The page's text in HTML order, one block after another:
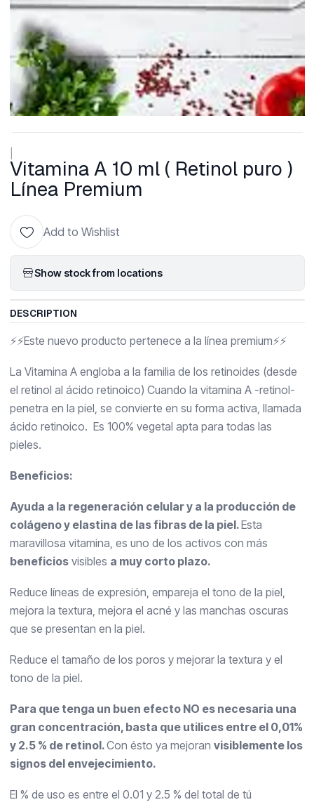
Vitamina A 10 ml ( Retinol puro )
Línea Premium
Add to Wishlist
Show stock from locations
DESCRIPTION
⚡⚡Este nuevo producto pertenece a la línea premium⚡⚡
La Vitamina A engloba a la familia de los retinoides (desde
el retinol al ácido retinoico) Cuando la vitamina A -retinol-
penetra en la piel, se convierte en su forma activa, llamada
ácido retinoico. Es 100% vegetal apta para todas las
pieles.
Beneficios:
Ayuda a la regeneración celular y a la producción de
colágeno y elastina de las fibras de la piel.Esta
maravillosa vitamina, es uno de los activos con más
beneficiosvisibles a muy corto plazo.
Reduce líneas de expresión, empareja el tono de la piel,
mejora la textura, mejora el acné y las manchas oscuras
que se presentan en la piel.
Reduce el tamaño de los poros y mejorar la textura y el
tono de la piel.
Para que tenga un buen efecto NO es necesaria una
gran concentración, basta que utilices entre el 0,01%
y 2.5 % de retinol.Con ésto ya mejoran visiblemente los
signos del envejecimiento.
El % de uso es entre el 0.01 y 2.5 % del total de tú